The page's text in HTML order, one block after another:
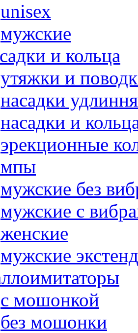
unisex
мужские
и кольца
утяжки и
насадки
насадки и
эрекционные
мужские без
мужские с
женские
мужские
с мошонкой
без мошонки